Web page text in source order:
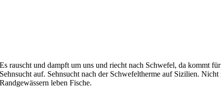
Es rauscht und dampft um uns und riecht nach Schwefel, da kommt
Sehnsucht auf. Sehnsucht nach der Schwefeltherme auf Sizilien. Nicht
Randgewässern leben Fische.